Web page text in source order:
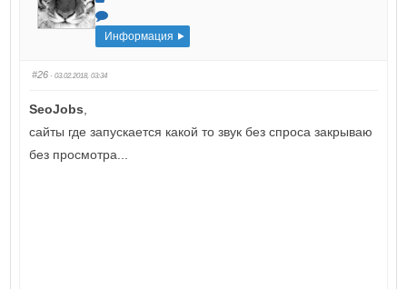
Информация
#26 · 03.02.2018, 03:34
SeoJobs
сайты где запускается какой то звук без спроса закрываю
без просмотра...